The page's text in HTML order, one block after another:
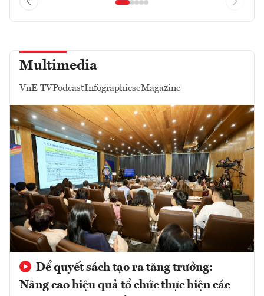
Multimedia
VnE TVPodcastInfographicseMagazine
Để quyết sách tạo ra tăng trưởng:
Nâng cao hiệu quả tổ chức thực hiện các